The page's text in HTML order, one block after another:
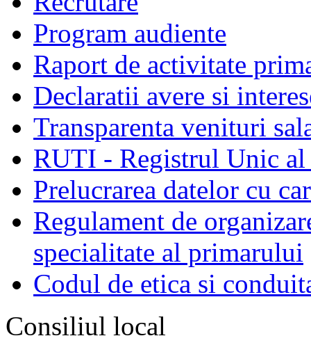
Program audiente
Raport de activitate
Declaratii avere si
Transparenta venituri
RUTI - Registrul Unic al
Prelucrarea datelor cu
Regulament de
specialitate al primarului
Codul de etica si
Consiliul local